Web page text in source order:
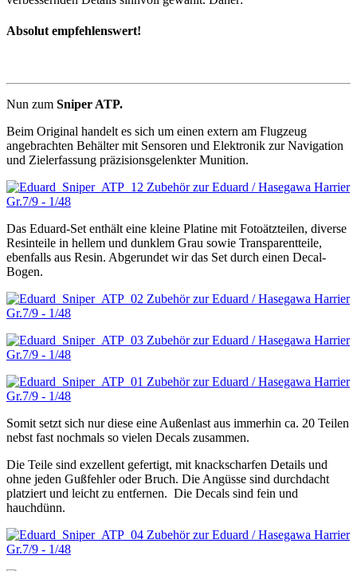
Absolut empfehlenswert!
Nun zum Sniper ATP.
Beim Original handelt es sich um einen extern am Flugzeug
angebrachten Behälter mit Sensoren und Elektronik zur Navigation
und Zielerfassung präzisionsgelenkter Munition.
Das Eduard-Set enthält eine kleine Platine mit Fotoätzteilen, diverse
Resinteile in hellem und dunklem Grau sowie Transparentteile,
ebenfalls aus Resin. Abgerundet wir das Set durch einen Decal-
Bogen.
Somit setzt sich nur diese eine Außenlast aus immerhin ca. 20 Teilen
nebst fast nochmals so vielen Decals zusammen.
Die Teile sind exzellent gefertigt, mit knackscharfen Details und
ohne jeden Gußfehler oder Bruch. Die Angüsse sind durchdacht
platziert und leicht zu entfernen. Die Decals sind fein und
hauchdünn.